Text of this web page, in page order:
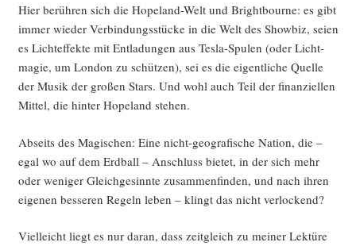
Hier berüh­ren sich die Hope­land-Welt und Bright­bourne: es gibt
immer wie­der Ver­bin­dungs­stü­cke in die Welt des Show­biz, sei­en
es Licht­ef­fek­te mit Ent­la­dun­gen aus Tes­la-Spu­len (oder Licht­
ma­gie, um Lon­don zu schüt­zen), sei es die eigent­li­che Quel­le
der Musik der gro­ßen Stars. Und wohl auch Teil der finan­zi­el­len
Mit­tel, die hin­ter Hope­land stehen.
Abseits des Magi­schen: Eine nicht-geo­gra­fi­sche Nati­on, die –
egal wo auf dem Erd­ball – Anschluss bie­tet, in der sich mehr
oder weni­ger Gleich­ge­sinn­te zusam­men­fin­den, und nach ihren
eige­nen bes­se­ren Regeln leben – klingt das nicht verlockend?
Viel­leicht liegt es nur dar­an, dass zeit­gleich zu mei­ner Lek­tü­re